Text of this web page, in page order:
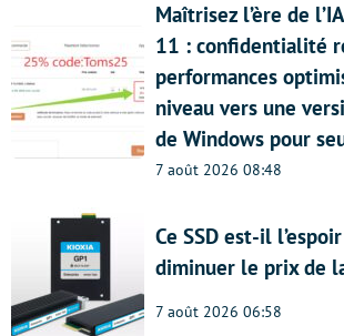
Maîtrisez l’ère de
11 : confidentialité
performances
niveau vers une
de Windows pour
7 août 2026 08:48
Ce SSD est-il
diminuer le prix de
7 août 2026 06:58